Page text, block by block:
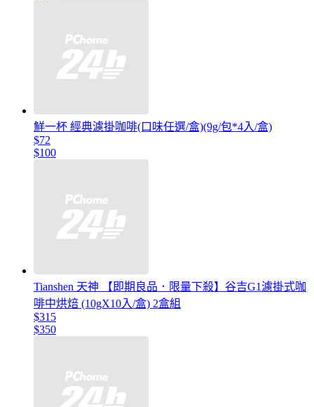
鮮一杯 經典濾掛咖啡(口味任選/盒)(9g/包*4入/盒)
$72
$100
Tianshen 天神 【即期良品．限量下殺】谷吉G1濾掛式咖
啡中烘焙 (10gX10入/盒) 2盒組
$315
$350